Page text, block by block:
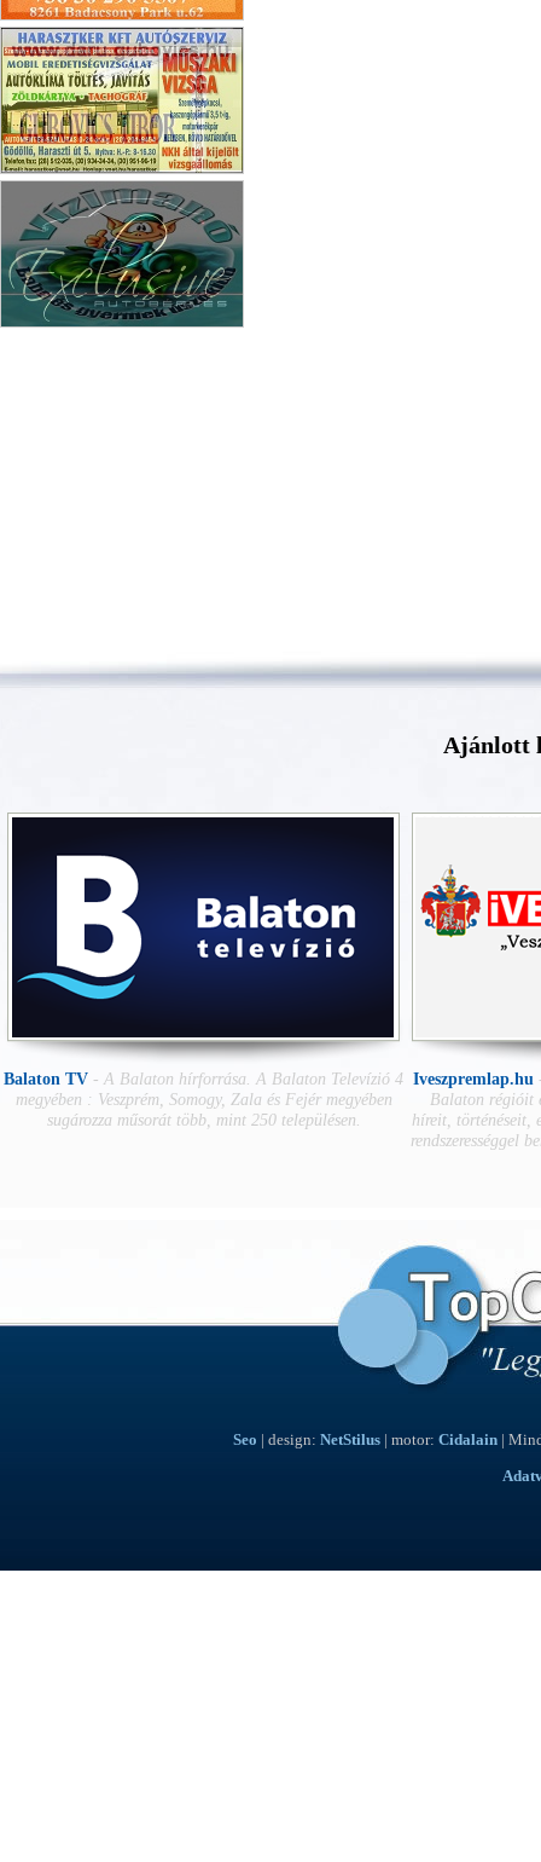
Ágnes Vendégház Badacsony
Harasztker Kft Gödöllő
Ajánlott
Balaton TV - A Balaton hírforrása. A Balaton Televízió 4
megyében : Veszprém, Somogy, Zala és Fejér megyében
sugározza műsorát több, mint 250 településen.
Iveszpremlap.hu
Balaton régióit
híreit, történéseit,
rendszerességgel
Seo | design: NetStilus | motor: Cidalain |